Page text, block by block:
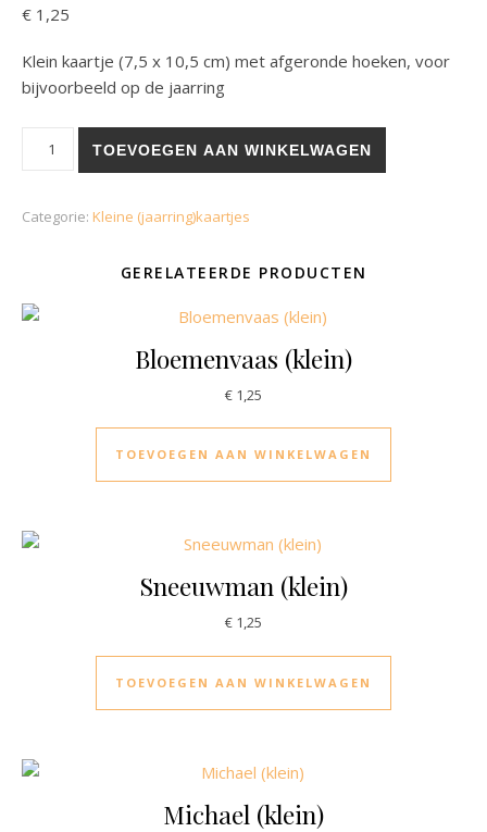
€ 1,25
Klein kaartje (7,5 x 10,5 cm) met afgeronde hoeken, voor
bijvoorbeeld op de jaarring
TOEVOEGEN AAN WINKELWAGEN
Categorie: Kleine (jaarring)kaartjes
GERELATEERDE PRODUCTEN
Bloemenvaas (klein)
€ 1,25
TOEVOEGEN AAN WINKELWAGEN
Sneeuwman (klein)
€ 1,25
TOEVOEGEN AAN WINKELWAGEN
Michael (klein)